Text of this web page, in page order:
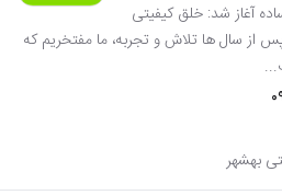
آغاز شد: خلق کیفیتی
از سال ها تلاش و تجربه، ما مفتخریم که
بهشهر